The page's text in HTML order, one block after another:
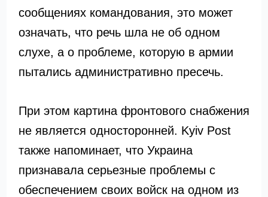
сообщениях командования, это может
означать, что речь шла не об одном
слухе, а о проблеме, которую в армии
пытались административно пресечь.
При этом картина фронтового снабжения
не является односторонней. Kyiv Post
также напоминает, что Украина
признавала серьезные проблемы с
обеспечением своих войск на одном из